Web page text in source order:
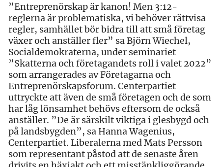
”Entreprenörskap är kanon! Men 3:12-
reglerna är problematiska, vi behöver rättvisa
regler, samhället bör bidra till att små företag
växer och anställer fler” sa Björn Wiechel,
Socialdemokraterna, under seminariet
”Skatterna och företagandets roll i valet 2022”
som arrangerades av Företagarna och
Entreprenörskapsforum. Centerpartiet
uttryckte att även de små företagen och de som
har låg lönsamhet behövs eftersom de också
anställer. ”De är särskilt viktiga i glesbygd och
på landsbygden”, sa Hanna Wagenius,
Centerpartiet. Liberalerna med Mats Persson
som representant påstod att de senaste åren